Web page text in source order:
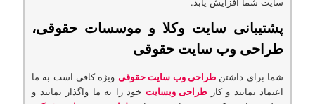
پشتیبانی سایت وکلا و موسسات حقوقی،
طراحی وب سایت حقوقی
شما برای داشتنطراحی وب سایت حقوقی ویژه كافی است به ما
اعتماد نمایید و كار طراحی وبسایت خود را به ما واگذار نمایید و